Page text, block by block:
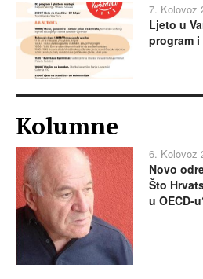
7. Kolovoz
Ljeto u
program
Kolumne
6. Kolovoz
Novo
Što
u OECD-